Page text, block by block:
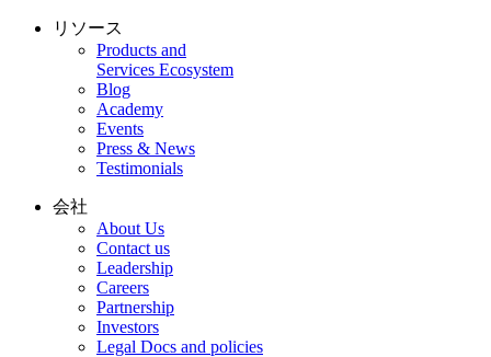
リソース
Products and
Services Ecosystem
Blog
Academy
Events
Press & News
Testimonials
会社
About Us
Contact us
Leadership
Careers
Partnership
Investors
Legal Docs and policies